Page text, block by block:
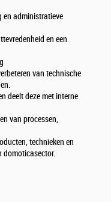
en administratieve
en een
van technische
deelt deze met interne
van processen,
technieken en
domoticasector.